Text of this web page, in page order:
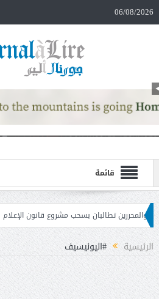
06/08/2026
قائمة
قانون الإعلام مجلس الأعمال اللبناني
الرئيسية #اليونيسيف